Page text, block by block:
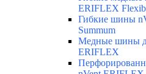
ERIFLEX
Гибкие шины
Summum
Медные шины
ERIFLEX